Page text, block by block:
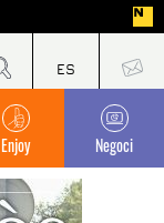
Enjoy Negoci